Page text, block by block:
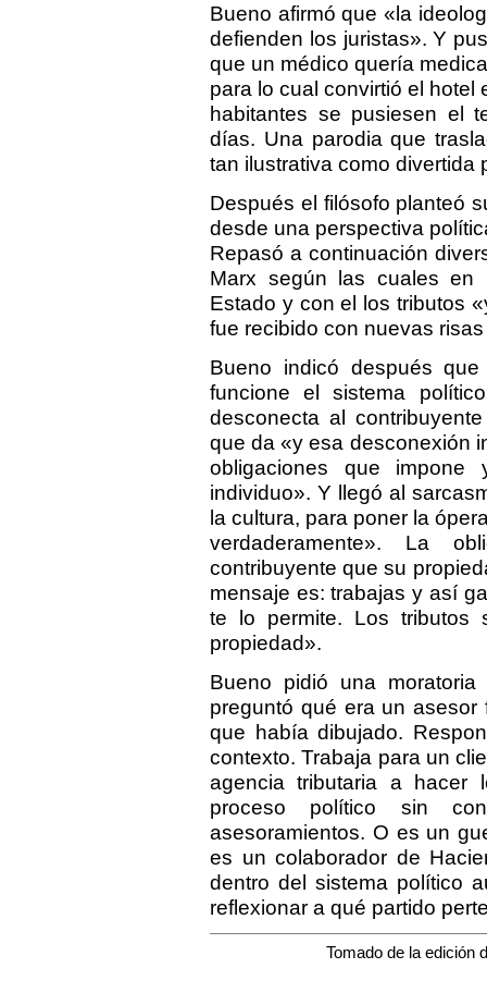
Bueno afirmó que «la
defienden los juristas». Y
que un médico quería
para lo cual convirtió el
habitantes se pusiesen el
días. Una parodia que
tan ilustrativa como divertida
Después el filósofo planteó
desde una perspectiva
Repasó a continuación
Marx según las cuales en
Estado y con el los tributos
fue recibido con nuevas
Bueno indicó después
funcione el sistema
desconecta al
que da «y esa desconexión
obligaciones que
individuo». Y llegó al
la cultura, para poner la
verdaderamente». La
contribuyente que su
mensaje es: trabajas y así
te lo permite. Los tributos
propiedad».
Bueno pidió una
preguntó qué era un
que había dibujado.
contexto. Trabaja para un
agencia tributaria a hacer
proceso político sin
asesoramientos. O es un
es un colaborador de
dentro del sistema político
reflexionar a qué partido
Tomado de la edición